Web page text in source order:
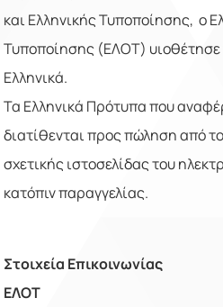
και Ελληνικής Τυποποίησης, o
Τυποποίησης (ΕΛΟΤ)
Ελληνικά.
Τα Ελληνικά Πρότυπα που
διατίθενται προς πώληση από
σχετικής ιστοσελίδας του
κατόπιν παραγγελίας.
Στοιχεία Επικοινωνίας
ΕΛΟΤ